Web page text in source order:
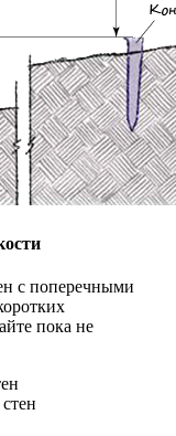
с поперечными
пока не